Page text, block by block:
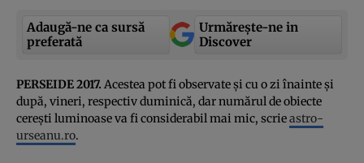
Adaugă-ne ca sursă
preferată
Urmărește-ne in
Discover
PERSEIDE 2017. Acestea pot fi observate şi cu o zi înainte şi
după, vineri, respectiv duminică, dar numărul de obiecte
cereşti luminoase va fi considerabil mai mic, scrieastro-
urseanu.ro.